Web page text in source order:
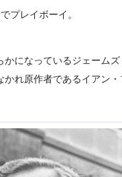
プレイボーイ。
かになっているジェーム
れ原作者であるイアン